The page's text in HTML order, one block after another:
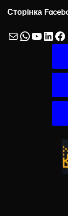
Сторінка
Mail